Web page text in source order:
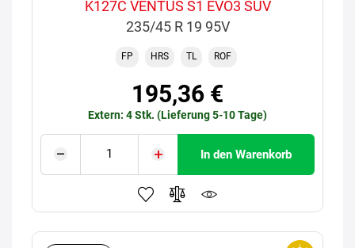
K127C VENTUS S1 EVO3 SUV
235/45 R 19 95V
FP HRS TL ROF
195,36 €
Extern: 4 Stk. (Lieferung 5-10 Tage)
In den Warenkorb